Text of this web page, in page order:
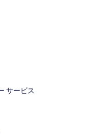
サービス